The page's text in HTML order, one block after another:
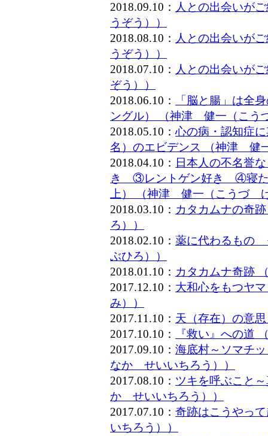
2018.09.10： 人との出会いが
うぞう））
2018.08.10： 人との出会いが
うぞう））
2018.07.10： 人との出会いが
ぞう））
2018.06.10：
「脳と腸」は全
ングル） （神津 健一（こう
2018.05.10：心の病・認知症
名）のエビデンス （神津 健
2018.04.10： 日本人の不名
き ③レントゲン好き ④寝た
上） （神津 健一（こうづ
2018.03.10： カタカムナの奇
ろ））
2018.02.10： 薬に代わるもの
ぶひろ））
2018.01.10： カタカムナ奇跡
2017.12.10： 大和心をもつヤ
み））
2017.11.10： 天（存在）の意
2017.10.10：
『救い』への
2017.09.10： 海底村～ソマチ
なか せいいちろう））
2017.08.10： ツキを呼ぶこと
か せいいちろう））
2017.07.10： 奇跡はこうやっ
いちろう））